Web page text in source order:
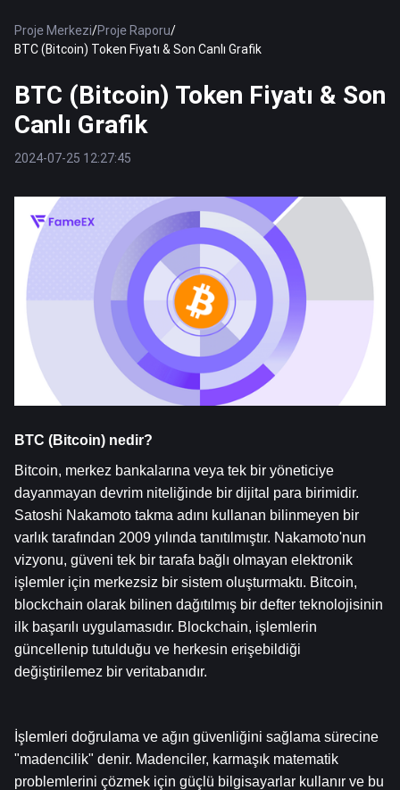
Proje Merkezi/Proje Raporu/
BTC (Bitcoin) Token Fiyatı & Son Canlı Grafik
BTC (Bitcoin) Token Fiyatı & Son
Canlı Grafik
2024-07-25 12:27:45
BTC (Bitcoin) nedir?
Bitcoin, merkez bankalarına veya tek bir yöneticiye
dayanmayan devrim niteliğinde bir dijital para birimidir.
Satoshi Nakamoto takma adını kullanan bilinmeyen bir
varlık tarafından 2009 yılında tanıtılmıştır. Nakamoto'nun
vizyonu, güveni tek bir tarafa bağlı olmayan elektronik
işlemler için merkezsiz bir sistem oluşturmaktı. Bitcoin,
blockchain olarak bilinen dağıtılmış bir defter teknolojisinin
ilk başarılı uygulamasıdır. Blockchain, işlemlerin
güncellenip tutulduğu ve herkesin erişebildiği
değiştirilemez bir veritabanıdır.
İşlemleri doğrulama ve ağın güvenliğini sağlama sürecine
"madencilik" denir. Madenciler, karmaşık matematik
problemlerini çözmek için güçlü bilgisayarlar kullanır ve bu